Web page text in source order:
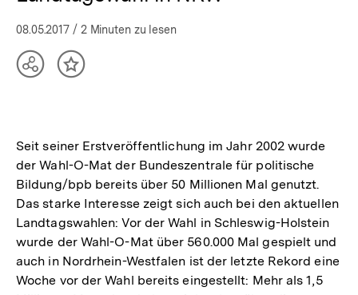
08.05.2017 / 2 Minuten zu lesen
TeilenInhalt
Seit seiner Erstveröffentlichung im Jahr 2002 wurde
der Wahl-O-Mat der Bundeszentrale für politische
Bildung/bpb bereits über 50 Millionen Mal genutzt.
Das starke Interesse zeigt sich auch bei den aktuellen
Landtagswahlen: Vor der Wahl in Schleswig-Holstein
wurde der Wahl-O-Mat über 560.000 Mal gespielt und
auch in Nordrhein-Westfalen ist der letzte Rekord eine
Woche vor der Wahl bereits eingestellt: Mehr als 1,5